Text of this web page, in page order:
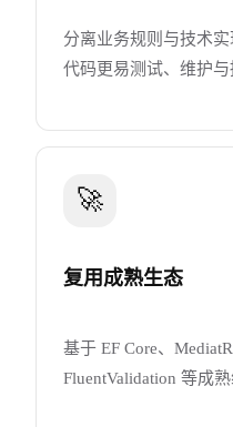
分离业务规则与技术实
代码更易测试、维护与
🚀
复用成熟生态
基于 EF Core、
FluentValidation 等成熟